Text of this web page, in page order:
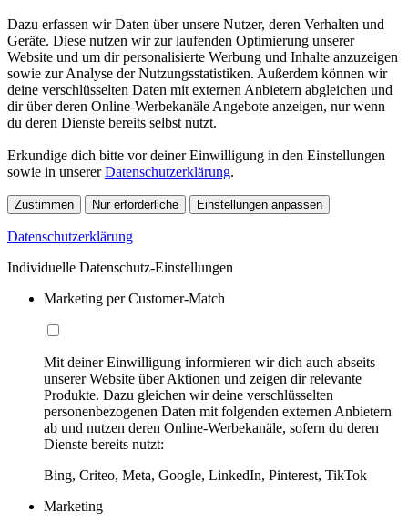
Dazu erfassen wir Daten über unsere Nutzer, deren Verhalten und
Geräte. Diese nutzen wir zur laufenden Optimierung unserer
Website und um dir personalisierte Werbung und Inhalte anzuzeigen
sowie zur Analyse der Nutzungsstatistiken. Außerdem können wir
deine verschlüsselten Daten mit externen Anbietern abgleichen und
dir über deren Online-Werbekanäle Angebote anzeigen, nur wenn
du deren Dienste bereits selbst nutzt.
Erkundige dich bitte vor deiner Einwilligung in den Einstellungen
sowie in unsererDatenschutzerklärung.
Zustimmen Nur erforderliche Einstellungen anpassen
Datenschutzerklärung
Individuelle Datenschutz-Einstellungen
Marketing per Customer-Match
Mit deiner Einwilligung informieren wir dich auch abseits
unserer Website über Aktionen und zeigen dir relevante
Produkte. Dazu gleichen wir deine verschlüsselten
personenbezogenen Daten mit folgenden externen Anbietern
ab und nutzen deren Online-Werbekanäle, sofern du deren
Dienste bereits nutzt:
Bing, Criteo, Meta, Google, LinkedIn, Pinterest, TikTok
Marketing